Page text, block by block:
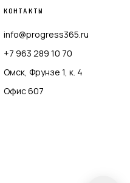
КОНТАКТЫ
info@progress365.ru
+7 963 289 10 70
Омск, Фрунзе 1, к. 4
Офис 607